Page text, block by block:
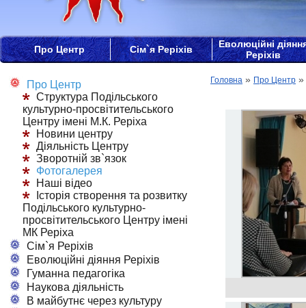
Про Центр Сім`я Реріхів
Еволюційні
Реріхів
Про Центр
Структура Подільського
культурно-просвітительського
Центру імені М.К. Реріха
Новини центру
Діяльність Центру
Зворотній зв`язок
Фотогалерея
Наші відео
Історія створення та розвитку
Подільського культурно-
просвітительського Центру імені
МК Реріха
Сім`я Реріхів
Еволюційні діяння Реріхів
Гуманна педагогіка
Наукова діяльність
В майбутнє через культуру
Головна » Про Центр »